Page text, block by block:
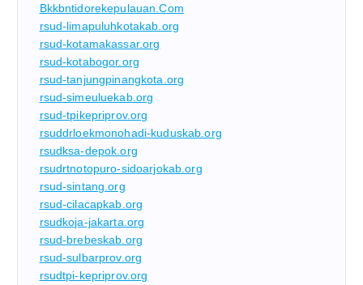
Bkkbntidorekepulauan.com
rsud-limapuluhkotakab.org
rsud-kotamakassar.org
rsud-kotabogor.org
rsud-tanjungpinangkota.org
rsud-simeuluekab.org
rsud-tpikepriprov.org
rsuddrloekmonohadi-kuduskab.org
rsudksa-depok.org
rsudrtnotopuro-sidoarjokab.org
rsud-sintang.org
rsud-cilacapkab.org
rsudkoja-jakarta.org
rsud-brebeskab.org
rsud-sulbarprov.org
rsudtpi-kepriprov.org